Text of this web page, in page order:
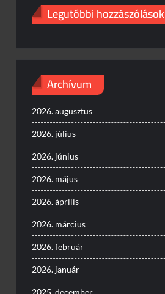
Legutóbbi hozzászólások
Archívum
2026. augusztus
2026. július
2026. június
2026. május
2026. április
2026. március
2026. február
2026. január
2025. december